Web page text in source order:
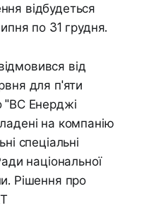
відбудеться
по 31 грудня.
від
для п'яти
"ВС Енерджі
на компанію
спеціальні
національної
Рішення про